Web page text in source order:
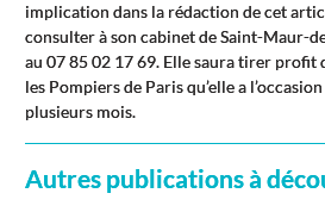
implication dans la rédaction de cet
consulter à son cabinet de Saint-Maur-
au 07 85 02 17 69. Elle saura tirer profit
les Pompiers de Paris qu’elle a
plusieurs mois.
Autres publications à